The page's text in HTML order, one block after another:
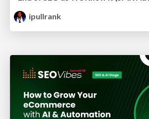
ipullrank